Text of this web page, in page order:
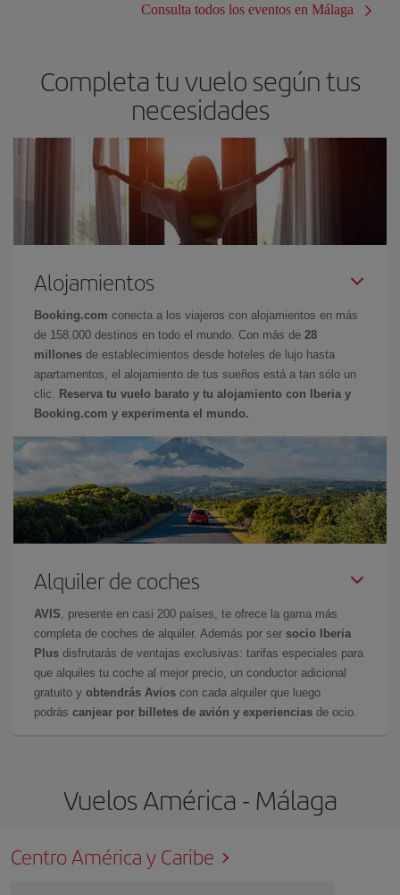
Consulta todos los eventos en Málaga
Completa tu vuelo según tus
necesidades
Alojamientos
Booking.com conecta a los viajeros con alojamientos en más
de 158.000 destinos en todo el mundo. Con más de 28
millones de establecimientos desde hoteles de lujo hasta
apartamentos, el alojamiento de tus sueños está a tan sólo un
clic.
Reserva tu vuelo barato y tu alojamiento con Iberia y
Booking.com y experimenta el mundo.
Alquiler de coches
AVIS , presente en casi 200 países, te ofrece la gama más
completa de coches de alquiler. Además por ser socio Iberia
Plus disfrutarás de ventajas exclusivas: tarifas especiales para
que alquiles tu coche al mejor precio, un conductor adicional
gratuito y obtendrás Avios con cada alquiler que luego
podrás canjear por billetes de avión y experiencias de ocio.
Vuelos América - Málaga
Centro América y Caribe